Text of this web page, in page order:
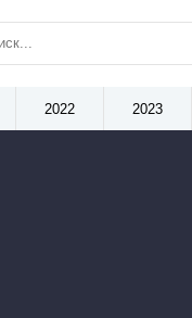
2022 2023